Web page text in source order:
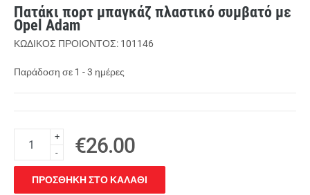
Πατάκι πορτ μπαγκάζ πλαστικό συμβατό με
Opel Adam
ΚΩΔΙΚΟΣ ΠΡΟΙΟΝΤΟΣ: 101146
Παράδοση σε 1 - 3 ημέρες
+
-
€26.00
ΠΡΟΣΘΗΚΗ ΣΤΟ ΚΑΛΑΘΙ